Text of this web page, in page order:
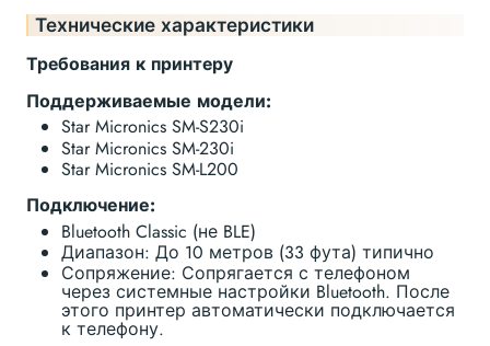
Технические характеристики
Требования к принтеру
Поддерживаемые модели:
Star Micronics SM-S230i
Star Micronics SM-230i
Star Micronics SM-L200
Подключение:
Bluetooth Classic (не BLE)
Диапазон: До 10 метров (33 фута) типично
Сопряжение: Сопрягается с телефоном
через системные настройки Bluetooth. После
этого принтер автоматически подключается
к телефону.